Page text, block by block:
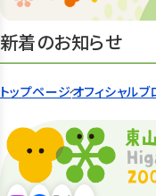
トップページオフィシャルブ
新着のお知らせ